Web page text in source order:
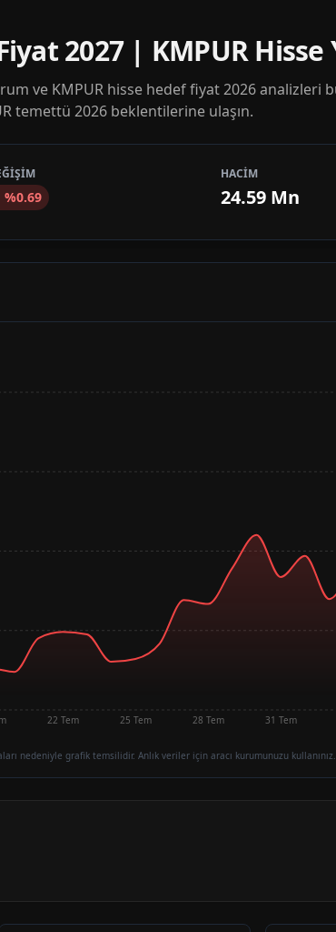
2027 | KMPUR
ve KMPUR hisse hedef fiyat 2026
temettü 2026 beklentilerine ulaşın.
%0.69
HACİM
24.59 Mn
22 Tem 25 Tem 28 Tem 31 Tem
nedeniyle grafik temsilidir. Anlık veriler için aracı kurumunuzu kullanınız.